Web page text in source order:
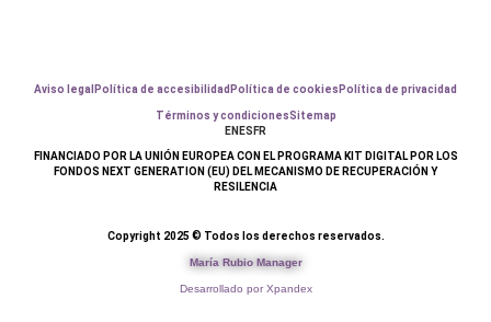
Aviso legal Política de accesibilidad Política de cookies Política de privacidad
Términos y condicionesSitemap
EN ES FR
FINANCIADO POR LA UNIÓN EUROPEA CON EL PROGRAMA KIT DIGITAL POR LOS
FONDOS NEXT GENERATION (EU) DEL MECANISMO DE RECUPERACIÓN Y
RESILENCIA
Copyright 2025 © Todos los derechos reservados.
María Rubio Manager
Desarrollado por Xpandex